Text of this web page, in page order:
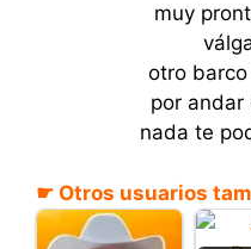
muy
otro
por andar
nada te
☛ Otros usuarios